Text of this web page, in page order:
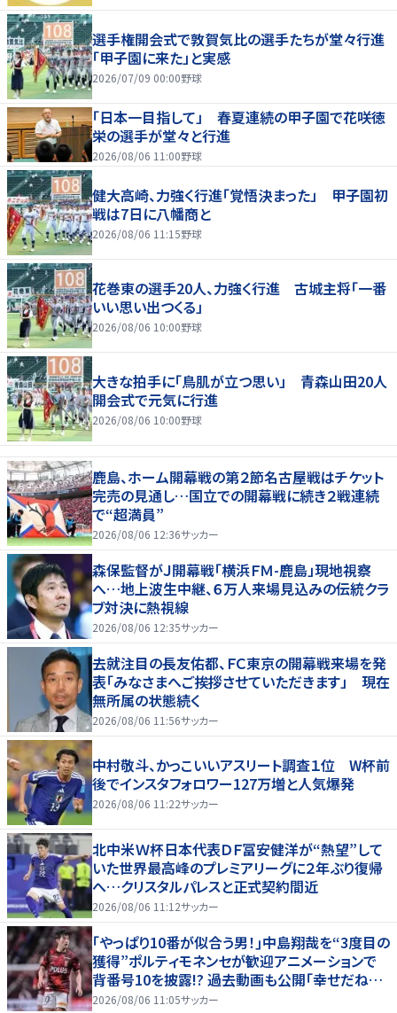
選手権開会式で敦賀気比の選手たちが堂々行進
「甲子園に来た」と実感
2026/07/09 00:00野球
「日本一目指して」 春夏連続の甲子園で花咲徳
栄の選手が堂々と行進
2026/08/06 11:00野球
健大高崎、力強く行進「覚悟決まった」 甲子園初
戦は7日に八幡商と
2026/08/06 11:15野球
花巻東の選手20人、力強く行進 古城主将「一番
いい思い出つくる」
2026/08/06 10:00野球
大きな拍手に「鳥肌が立つ思い」 青森山田20人
開会式で元気に行進
2026/08/06 10:00野球
鹿島、ホーム開幕戦の第２節名古屋戦はチケット
完売の見通し…国立での開幕戦に続き２戦連続
で“超満員”
2026/08/06 12:36サッカー
森保監督がＪ開幕戦「横浜ＦＭ-鹿島」現地視察
へ…地上波生中継、６万人来場見込みの伝統クラ
ブ対決に熱視線
2026/08/06 12:35サッカー
去就注目の長友佑都、ＦＣ東京の開幕戦来場を発
表「みなさまへご挨拶させていただきます」 現在
無所属の状態続く
2026/08/06 11:56サッカー
中村敬斗、かっこいいアスリート調査１位 W杯前
後でインスタフォロワー127万増と人気爆発
2026/08/06 11:22サッカー
北中米Ｗ杯日本代表ＤＦ冨安健洋が“熱望”して
いた世界最高峰のプレミアリーグに２年ぶり復帰
へ…クリスタルパレスと正式契約間近
2026/08/06 11:12サッカー
｢やっぱり10番が似合う男！｣中島翔哉を“3度目の
獲得”ポルティモネンセが歓迎アニメーションで
背番号10を披露!? 過去動画も公開｢幸せだね〜｣
｢爽やかイケメン｣
2026/08/06 11:05サッカー